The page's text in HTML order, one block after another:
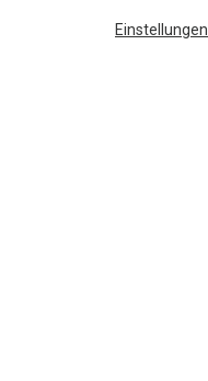
Einstellungen